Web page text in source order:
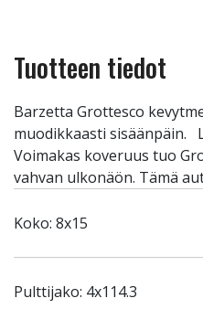
Tuotteen tiedot
Barzetta Grottesco
muodikkaasti sisäänpäin.
Voimakas koveruus tuo
vahvan ulkonäön. Tämä
Koko: 8x15
Pulttijako: 4x114.3